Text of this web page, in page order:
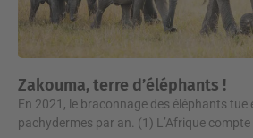
Zakouma, terre d’éléphants !
En 2021, le braconnage des éléphants tue
pachydermes par an. (1) L’Afrique